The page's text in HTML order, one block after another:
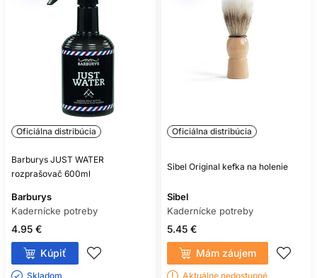
Oficiálna distribúcia
Barburys JUST WATER
rozprašovač 600ml
Barburys
Kadernícke potreby
4.95 €
Kúpiť
Skladom ㅤ
Oficiálna distribúcia
Sibel Original kefka na holenie
Sibel
Kadernícke potreby
5.45 €
Mám záujem
Aktuálne nedostupné